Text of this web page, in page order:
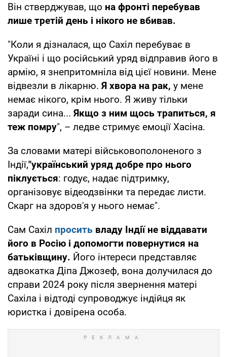
Він стверджував, що на фронті перебував
лише третій день і нікого не вбивав.
"Коли я дізналася, що Сахіл перебуває в
Україні і що російський уряд відправив його в
армію, я знепритомніла від цієї новини. Мене
відвезли в лікарню. Я хвора на рак, у мене
немає нікого, крім нього. Я живу тільки
заради сина... Якщо з ним щось трапиться, я
теж помру", – ледве стримує емоції Хасіна.
За словами матері військовополоненого з
Індії,"український уряд добре про нього
піклується: годує, надає підтримку,
організовує відеодзвінки та передає листи.
Скарг на здоров'я у нього немає".
Сам Сахіл просить владу Індії не віддавати
його в Росію і допомогти повернутися на
батьківщину. Його інтереси представляє
адвокатка Діпа Джозеф, вона долучилася до
справи 2024 року після звернення матері
Сахіла і відтоді супроводжує індійця як
юристка і довірена особа.